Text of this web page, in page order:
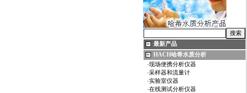
最新产品
HACH哈希水质分析
·现场便携分析仪器
·采样器和流量计
·实验室仪器
·在线测试分析仪器